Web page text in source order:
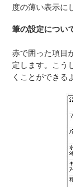
度の薄い表示に
筆の設定につい
赤で囲った項目
定します。こう
くことができる